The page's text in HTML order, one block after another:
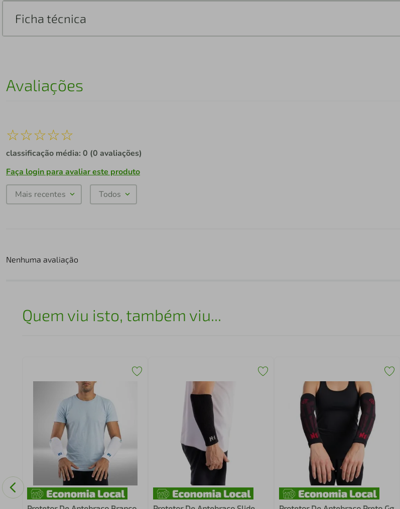
Ficha técnica
Avaliações
☆☆☆☆☆
classificação média: 0 (0 avaliações)
Faça login para avaliar este produto
Mais recentes Todos
Nenhuma avaliação
Quem viu isto, também viu...